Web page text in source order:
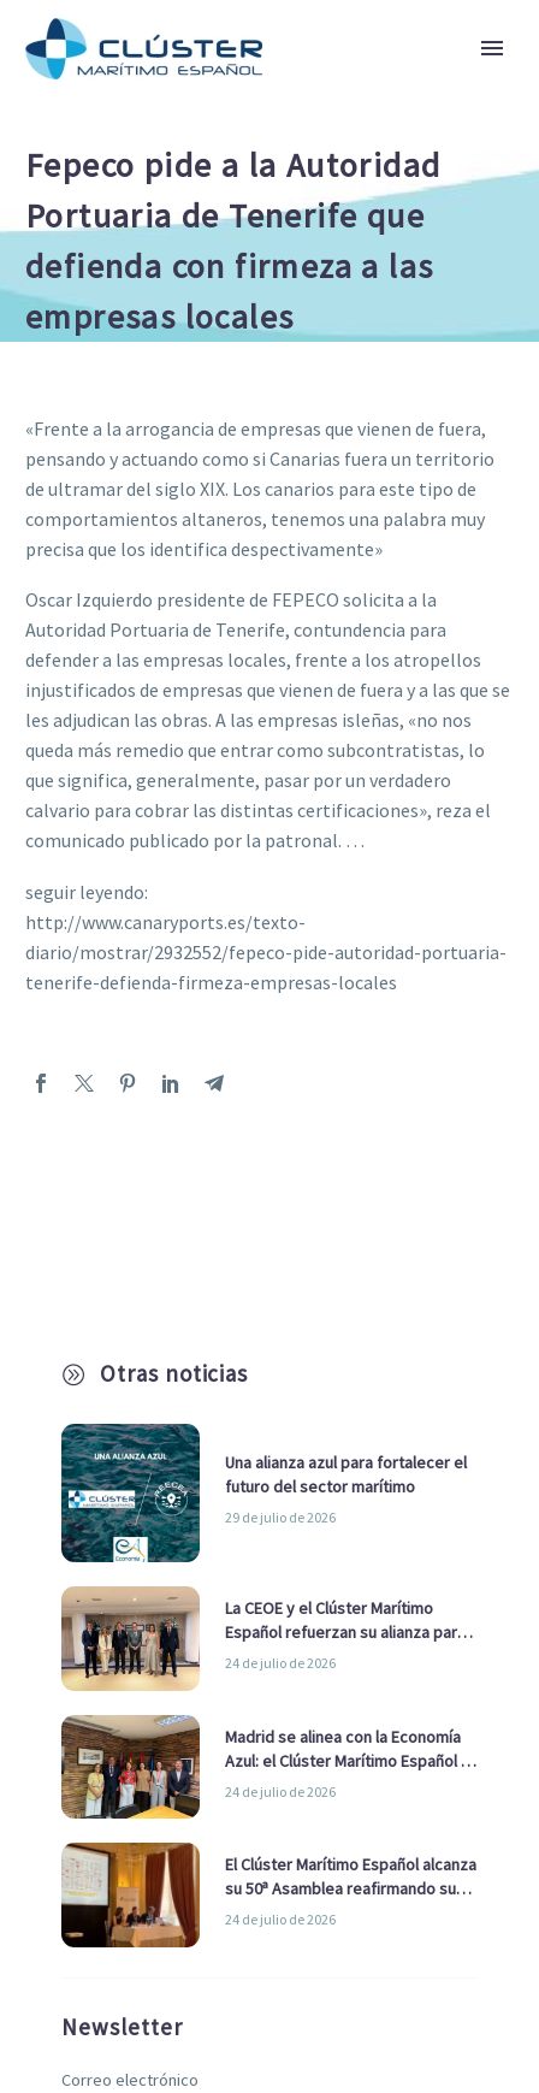
Fepeco pide a la Autoridad
Portuaria de Tenerife que
defienda con firmeza a las
empresas locales
A Otras noticias
Una alianza azul para fortalecer el
futuro del sector marítimo
29 de julio de 2026
La CEOE y el Clúster Marítimo
Español refuerzan su alianza para
impulsar una estrategia Nacional
24 de julio de 2026
Madrid se alinea con la Economía
Azul: el Clúster Marítimo Español y
la Real Liga Naval avanzan alianzas
24 de julio de 2026
El Clúster Marítimo Español alcanza
su 50ª Asamblea reafirmando su
liderazgo en la Economía Azul
24 de julio de 2026
Newsletter
Correo electrónico
«Frente a la arrogancia de empresas que vienen de fuera,
pensando y actuando como si Canarias fuera un territorio
de ultramar del siglo XIX. Los canarios para este tipo de
comportamientos altaneros, tenemos una palabra muy
precisa que los identifica despectivamente»
Oscar Izquierdo presidente de FEPECO solicita a la
Autoridad Portuaria de Tenerife, contundencia para
defender a las empresas locales, frente a los atropellos
injustificados de empresas que vienen de fuera y a las que se
les adjudican las obras. A las empresas isleñas, «no nos
queda más remedio que entrar como subcontratistas, lo
que significa, generalmente, pasar por un verdadero
calvario para cobrar las distintas certificaciones», reza el
comunicado publicado por la patronal. …
seguir leyendo:
http://www.canaryports.es/texto-
diario/mostrar/2932552/fepeco-pide-autoridad-portuaria-
tenerife-defienda-firmeza-empresas-locales